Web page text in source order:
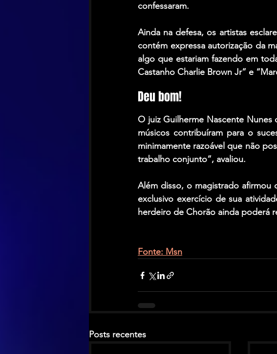
confessaram.
Ainda na defesa, os artistas
contém expressa autorização da
algo que estariam fazendo em
Castanho Charlie Brown Jr” e
Deu bom!
O juiz Guilherme Nascente
músicos contribuíram para o
minimamente razoável que não
trabalho conjunto”, avaliou.
Além disso, o magistrado afirmou
exclusivo exercício de sua
herdeiro de Chorão ainda poderá
Fonte: Msn
Posts recentes